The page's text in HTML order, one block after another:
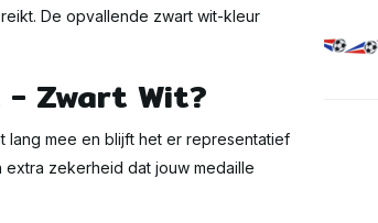
De opvallende zwart wit-kleur
Zwart Wit?
lang mee en blijft het er representatief
zekerheid dat jouw medaille